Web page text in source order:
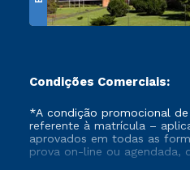
Condições Comerciais:
*A condição promocional de
referente à matrícula –
aprovados em todas as
prova on-line ou agendada,